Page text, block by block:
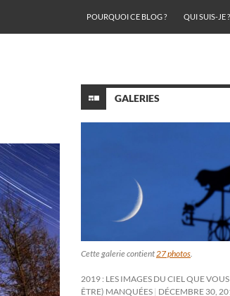
POURQUOI CE BLOG ?
QUI SUIS-JE ?
GALERIES
Cette galerie contient27 photos.
2019 : LES IMAGES DU CIEL QUE
ÊTRE) MANQUÉES DÉCEMBRE 30,